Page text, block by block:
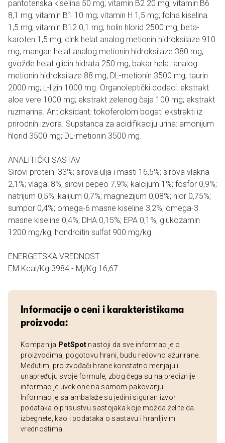
pantotenska kiselina 50 mg; vitamin B2 20 mg; vitamin B6
8,1 mg; vitamin B1 10 mg; vitamin H 1,5 mg; folna kiselina
1,5 mg; vitamin B12 0,1 mg; holin hlorid 2500 mg; beta-
karoten 1,5 mg; cink helat analog metionin hidroksilaze 910
mg; mangan helat analog metionin hidroksilaze 380 mg;
gvožđe helat glicin hidrata 250 mg; bakar helat analog
metionin hidroksilaze 88 mg; DL-metionin 3500 mg; taurin
2000 mg; L-lizin 1000 mg. Organoleptički dodaci: ekstrakt
aloe vere 1000 mg; ekstrakt zelenog čaja 100 mg; ekstrakt
ruzmarina. Antioksidant: tokoferolom bogati ekstrakti iz
prirodnih izvora. Supstanca za acidifikaciju urina: amonijum
hlorid 3500 mg; DL-metionin 3500 mg.
ANALITIČKI SASTAV
Sirovi proteini 33%; sirova ulja i masti 16,5%; sirova vlakna
2,1%; vlaga: 8%; sirovi pepeo 7,9%; kalcijum 1%; fosfor 0,9%;
natrijum 0,5%; kalijum 0,7%; magnezijum 0,08%; hlor 0,75%;
sumpor 0,4%; omega-6 masne kiseline 3,2%; omega-3
masne kiseline 0,4%; DHA 0,15%; EPA 0,1%; glukozamin
1200 mg/kg; hondroitin sulfat 900 mg/kg.
ENERGETSKA VREDNOST
EM Kcal/Kg 3984 - Mj/Kg 16,67
Informacije o ceni i karakteristikama
proizvoda:
Kompanija PetSpot nastoji da sve informacije o
proizvodima, pogotovu hrani, budu redovno ažurirane.
Međutim, proizvođači hrane konstatno menjaju i
unapređuju svoje formule, zbog čega su najpreciznije
informacije uvek one na samom pakovanju.
Informacije sa ambalaže su jedini siguran izvor
podataka o prisustvu sastojaka koje možda želite da
izbegnete, kao i podataka o sastavu i hranljivim
vrednostima.